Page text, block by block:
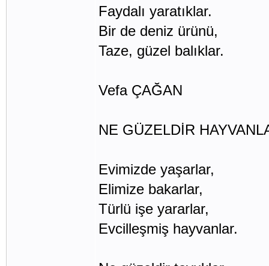
Faydalı yaratıklar.
Bir de deniz ürünü,
Taze, güzel balıklar.
Vefa ÇAĞAN
NE GÜZELDİR
Evimizde yaşarlar,
Elimize bakarlar,
Türlü işe yararlar,
Evcilleşmiş hayvanlar.